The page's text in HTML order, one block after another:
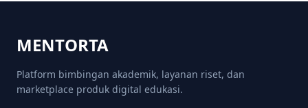
MENTORTA
Platform bimbingan akademik, layanan riset, dan
marketplace produk digital edukasi.